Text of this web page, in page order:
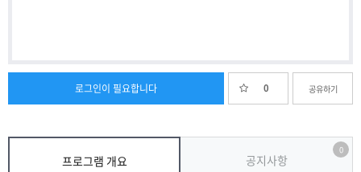
로그인이 필요합니다 0 공유하기
프로그램 개요 공지사항
0